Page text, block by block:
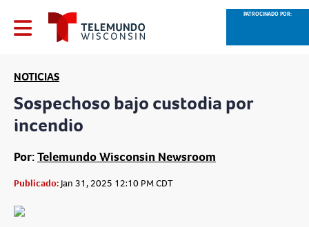
PATROCINADO POR:
NOTICIAS
Sospechoso bajo custodia por
incendio
Por:Telemundo Wisconsin Newsroom
Publicado:Jan 31, 2025 12:10 PM CDT